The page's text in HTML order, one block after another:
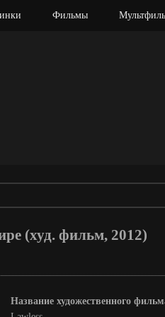
Фильмы
(худ. фильм, 2012)
Название художественного